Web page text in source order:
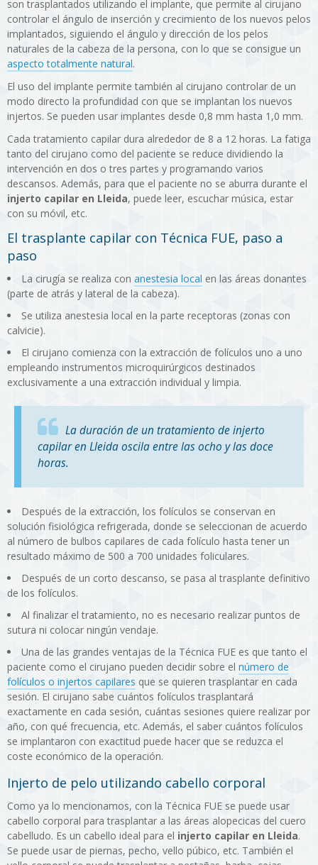
son trasplantados utilizando el implante, que permite al cirujano
controlar el ángulo de inserción y crecimiento de los nuevos pelos
implantados, siguiendo el ángulo y dirección de los pelos
naturales de la cabeza de la persona, con lo que se consigue un
aspecto totalmente natural.
El uso del implante permite también al cirujano controlar de un
modo directo la profundidad con que se implantan los nuevos
injertos. Se pueden usar implantes desde 0,8 mm hasta 1,0 mm.
Cada tratamiento capilar dura alrededor de 8 a 12 horas. La fatiga
tanto del cirujano como del paciente se reduce dividiendo la
intervención en dos o tres partes y programando varios
descansos. Además, para que el paciente no se aburra durante el
injerto capilar en Lleida, puede leer, escuchar música, estar
con su móvil, etc.
El trasplante capilar con Técnica FUE, paso a
paso
La cirugía se realiza con anestesia local en las áreas donantes
(parte de atrás y lateral de la cabeza).
Se utiliza anestesia local en la parte receptoras (zonas con
calvicie).
El cirujano comienza con la extracción de folículos uno a uno
empleando instrumentos microquirúrgicos destinados
exclusivamente a una extracción individual y limpia.
La duración de un tratamiento de injerto
capilar en Lleida oscila entre las ocho y las doce
horas.
Después de la extracción, los folículos se conservan en
solución fisiológica refrigerada, donde se seleccionan de acuerdo
al número de bulbos capilares de cada folículo hasta tener un
resultado máximo de 500 a 700 unidades foliculares.
Después de un corto descanso, se pasa al trasplante definitivo
de los folículos.
Al finalizar el tratamiento, no es necesario realizar puntos de
sutura ni colocar ningún vendaje.
Una de las grandes ventajas de la Técnica FUE es que tanto el
paciente como el cirujano pueden decidir sobre el número de
folículos o injertos capilares que se quieren trasplantar en cada
sesión. El cirujano sabe cuántos folículos trasplantará
exactamente en cada sesión, cuántas sesiones quiere realizar por
año, con qué frecuencia, etc. Además, el saber cuántos folículos
se implantaron con exactitud puede hacer que se reduzca el
coste económico de la operación.
Injerto de pelo utilizando cabello corporal
Como ya lo mencionamos, con la Técnica FUE se puede usar
cabello corporal para trasplantar a las áreas alopecicas del cuero
cabelludo. Es un cabello ideal para el injerto capilar en Lleida.
Se puede usar de piernas, pecho, vello púbico, etc. También el